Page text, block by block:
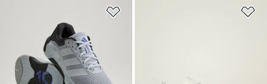
Ajouter à la Liste de produits